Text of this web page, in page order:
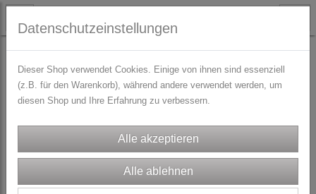
TRACHTENZUBEHÖR Schürzenbänder
Datenschutzeinstellungen
Dieser Shop verwendet Cookies. Einige von ihnen sind essenziell
(z.B. für den Warenkorb), während andere verwendet werden, um
diesen Shop und Ihre Erfahrung zu verbessern.